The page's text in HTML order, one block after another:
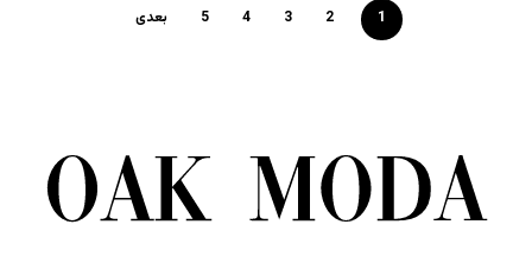
1
2
3
4
5 بعدی